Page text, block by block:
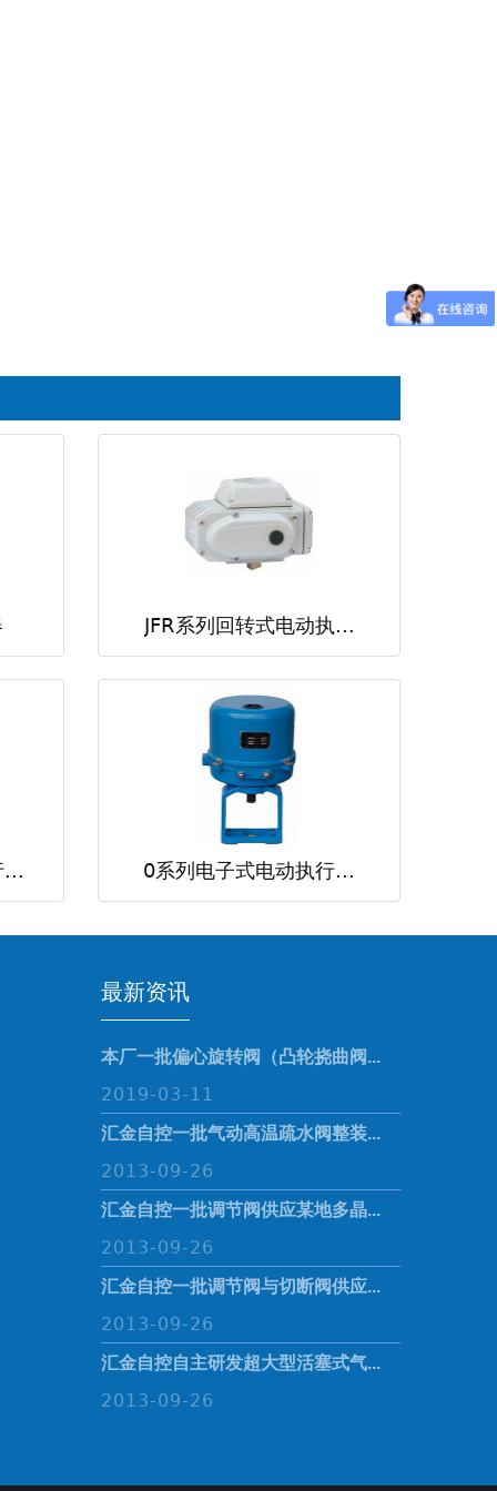
JFR系列回转式电动执...
... 0系列电子式电动执行...
最新资讯
本厂一批偏心旋转阀（凸轮挠曲阀...
2019-03-11
汇金自控一批气动高温疏水阀整装...
2013-09-26
汇金自控一批调节阀供应某地多晶...
2013-09-26
汇金自控一批调节阀与切断阀供应...
2013-09-26
汇金自控自主研发超大型活塞式气...
2013-09-26